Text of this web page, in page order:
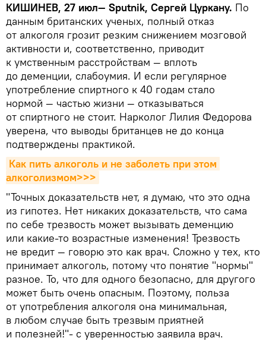
КИШИНЕВ, 27 июл— Sputnik, Сергей Цуркану. По
данным британских ученых, полный отказ
от алкоголя грозит резким снижением мозговой
активности и, соответственно, приводит
к умственным расстройствам — вплоть
до деменции, слабоумия. И если регулярное
употребление спиртного к 40 годам стало
нормой — частью жизни — отказываться
от спиртного не стоит. Нарколог Лилия Федорова
уверена, что выводы британцев не до конца
подтверждены практикой.
Как пить алкоголь и не заболеть при этом
алкоголизмом>>>
"Точных доказательств нет, я думаю, что это одна
из гипотез. Нет никаких доказательств, что сама
по себе трезвость может вызывать деменцию
или какие-то возрастные изменения! Трезвость
не вредит — говорю это как врач. Сложно у тех, кто
принимает алкоголь, потому что понятие "нормы"
разное. То, что для одного безопасно, для другого
может быть очень опасным. Поэтому, польза
от употребления алкоголя она минимальная,
в любом случае быть трезвым приятней
и полезней!"- с уверенностью заявила врач.